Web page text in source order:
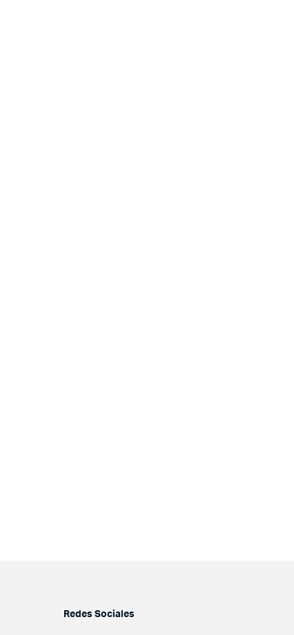
Redes Sociales